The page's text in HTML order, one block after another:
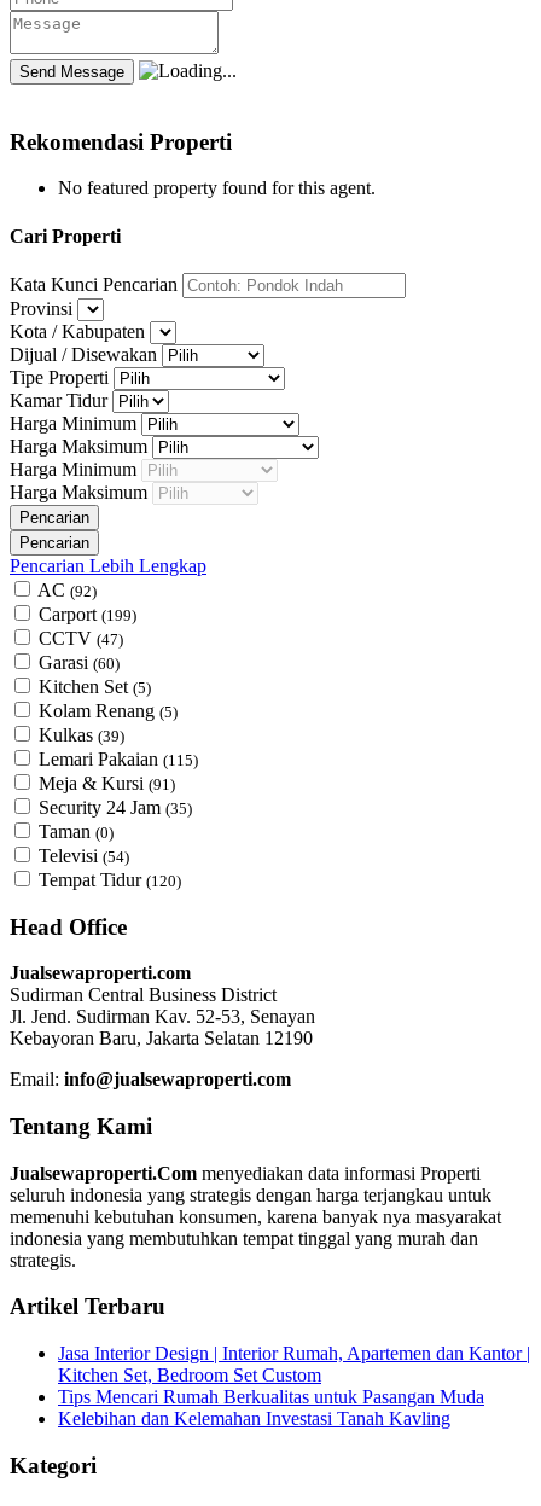
Rekomendasi Properti
No featured property found for this agent.
Cari Properti
Kata Kunci Pencarian
Provinsi
Kota / Kabupaten
Dijual / Disewakan
Tipe Properti
Kamar Tidur
Harga Minimum
Harga Maksimum
Harga Minimum
Harga Maksimum
Pencarian Lebih Lengkap
AC (92)
Carport (199)
CCTV (47)
Garasi (60)
Kitchen Set (5)
Kolam Renang (5)
Kulkas (39)
Lemari Pakaian (115)
Meja & Kursi (91)
Security 24 Jam (35)
Taman (0)
Televisi (54)
Tempat Tidur (120)
Head Office
Jualsewaproperti.com
Sudirman Central Business District
Jl. Jend. Sudirman Kav. 52-53, Senayan
Kebayoran Baru, Jakarta Selatan 12190
Email: info@jualsewaproperti.com
Tentang Kami
Jualsewaproperti.Com menyediakan data informasi Properti
seluruh indonesia yang strategis dengan harga terjangkau untuk
memenuhi kebutuhan konsumen, karena banyak nya masyarakat
indonesia yang membutuhkan tempat tinggal yang murah dan
strategis.
Artikel Terbaru
Jasa Interior Design | Interior Rumah, Apartemen dan Kantor |
Kitchen Set, Bedroom Set Custom
Tips Mencari Rumah Berkualitas untuk Pasangan Muda
Kelebihan dan Kelemahan Investasi Tanah Kavling
Kategori